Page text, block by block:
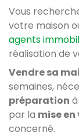
Vous
votre maison
agents
réalisation de
Vendre sa
semaines,
préparation
par la mise
concerné.